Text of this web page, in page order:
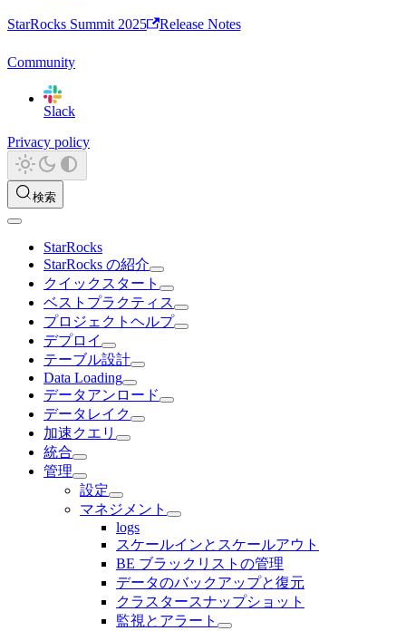
StarRocks Summit 2025 Release Notes
Community
Slack
Privacy policy
検索
StarRocks
StarRocks の紹介
クイックスタート
ベストプラクティス
プロジェクトヘルプ
デプロイ
テーブル設計
Data Loading
データアンロード
データレイク
加速クエリ
統合
管理
設定
マネジメント
logs
スケールインとスケールアウト
BE ブラックリストの管理
データのバックアップと復元
クラスタースナップショット
監視とアラート